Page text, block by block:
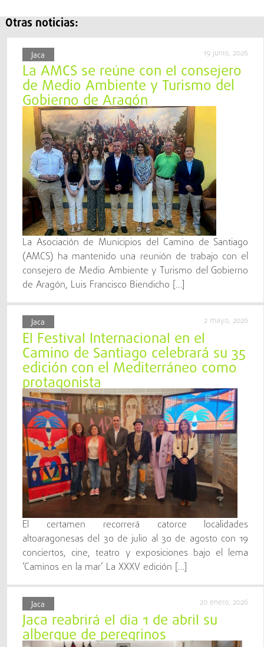
Otras noticias:
Jaca 19 junio, 2026
La AMCS se reúne con el consejero
de Medio Ambiente y Turismo del
Gobierno de Aragón
La Asociación de Municipios del Camino de Santiago
(AMCS) ha mantenido una reunión de trabajo con el
consejero de Medio Ambiente y Turismo del Gobierno
de Aragón, Luis Francisco Biendicho […]
Jaca 2 mayo, 2026
El Festival Internacional en el
Camino de Santiago celebrará su 35
edición con el Mediterráneo como
protagonista
El certamen recorrerá catorce localidades
altoaragonesas del 30 de julio al 30 de agosto con 19
conciertos, cine, teatro y exposiciones bajo el lema
‘Caminos en la mar’ La XXXV edición […]
Jaca 20 enero, 2026
Jaca reabrirá el día 1 de abril su
albergue de peregrinos